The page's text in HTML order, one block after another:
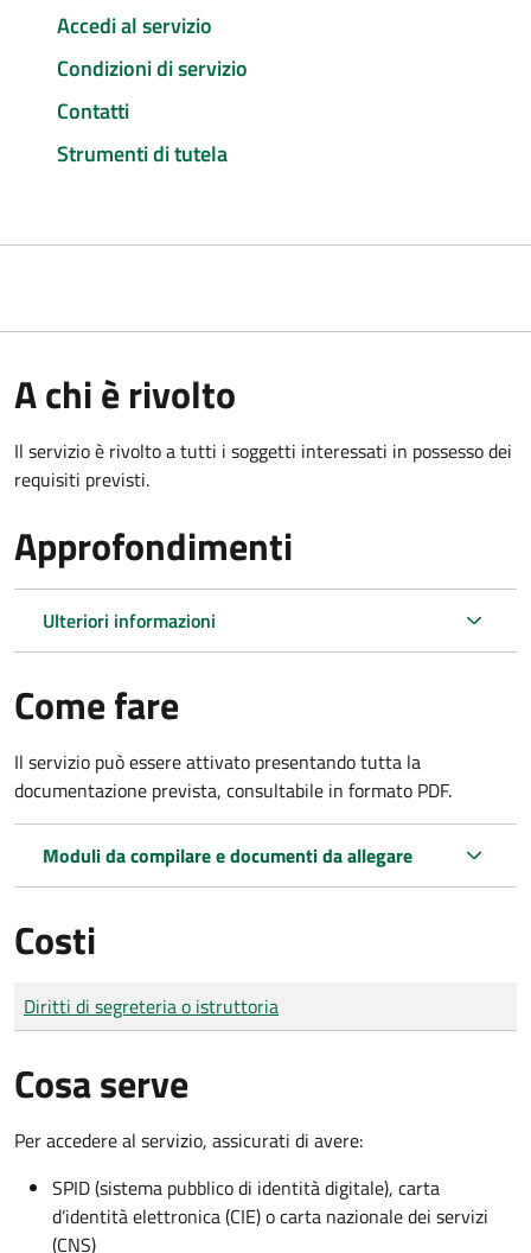
Accedi al servizio
Condizioni di servizio
Contatti
Strumenti di tutela
A chi è rivolto
Il servizio è rivolto a tutti i soggetti interessati in possesso dei
requisiti previsti.
Approfondimenti
Ulteriori informazioni
Come fare
Il servizio può essere attivato presentando tutta la
documentazione prevista, consultabile in formato PDF.
Moduli da compilare e documenti da allegare
Costi
Tipo di pagamento
Importo
Diritti di segreteria o istruttoria
Cosa serve
Per accedere al servizio, assicurati di avere:
SPID (sistema pubblico di identità digitale), carta
d’identità elettronica (CIE) o carta nazionale dei servizi
(CNS)